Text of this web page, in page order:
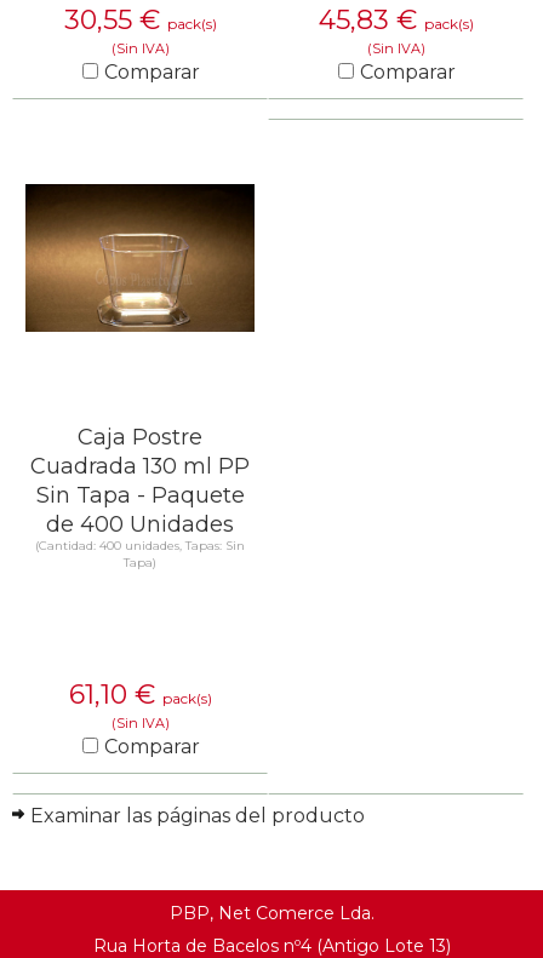
30,55 € pack(s)
(Sin IVA)
Comparar
45,83 € pack(s)
(Sin IVA)
Comparar
SABER MÁS
Caja Postre
Cuadrada 130 ml PP
Sin Tapa - Paquete
de 400 Unidades
(Cantidad: 400 unidades, Tapas: Sin
Tapa)
61,10 € pack(s)
(Sin IVA)
Comparar
SABER MÁS
Examinar las páginas del producto
PBP, Net Comerce Lda.
Rua Horta de Bacelos nº4 (Antigo Lote 13)